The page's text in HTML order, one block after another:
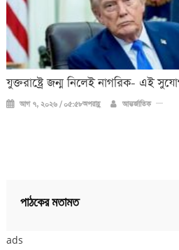
যুক্তরাষ্ট্রে জন্ম নিলেই নাগরিক- এই
আগ ৭, ২০২৬ / ০৫:৫৮অপরাহ্ণ আন্তর্জাতিক
পাঠকের মতামত
ads